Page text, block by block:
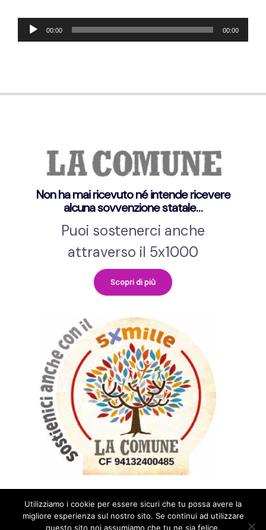
Lecteur
audio
00:00 00:00
Non ha mai ricevuto né intende ricevere
alcuna sovvenzione statale…
Puoi sostenerci anche
attraverso il 5x1000
Scopri di più
Utilizziamo i cookie per essere sicuri che tu possa avere la
migliore esperienza sul nostro sito. Se continui ad utilizzare
questo sito noi assumiamo che tu ne sia felice.